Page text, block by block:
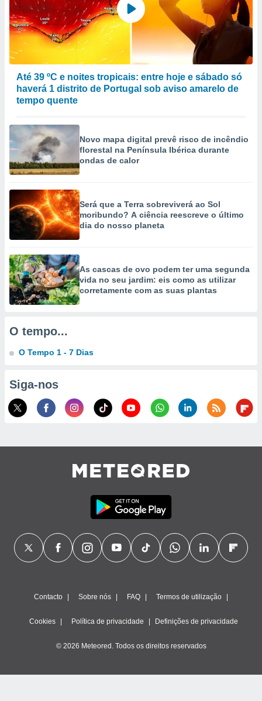
ou aceder
num
para
utilizar
criar
medir
da
medir o
dos
de
de dados
dados
estudos
de
Até 39 ºC e noites tropicais: entre hoje e sábado só
haverá 1 distrito de Portugal sob aviso amarelo de
tempo quente
Novo mapa digital prevê risco de incêndio
florestal na Península Ibérica durante
ondas de calor
Será que a Terra sobreviverá ao Sol
moribundo? A ciência reescreve o último
dia do nosso planeta
As cascas de ovo podem ter uma segunda
vida no seu jardim: eis como as utilizar
corretamente com as suas plantas
O tempo...
O Tempo 1 - 7 Dias
Siga-nos
Contacto Sobre nós FAQ Termos de utilização
Cookies Política de privacidade Definições de privacidade
© 2026 Meteored. Todos os direitos reservados